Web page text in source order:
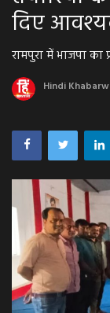
मध्यप्रदेश
राजस्थान
राजनीती
अपराध
मनोरंजन
खेल
दिए
रामपुरा में भाजपा का
Hindi